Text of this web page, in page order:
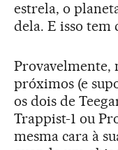
estrela, o
dela. E isso tem
Provavelmente,
próximos (e
os dois de
Trappist-1 ou
mesma cara à